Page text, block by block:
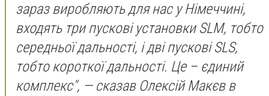
зараз виробляють для нас у Німеччині,
входять три пускові установки SLM, тобто
середньої дальності, і дві пускові SLS,
тобто короткої дальності. Це – єдиний
комплекс", — сказав Олексій Макєв в